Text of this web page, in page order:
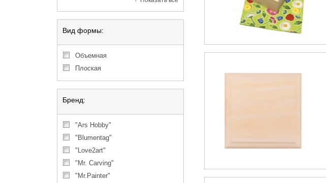
Вид формы:
объемная
плоская
Бренд:
"Ars Hobby"
"Blumentag"
"Love2art"
"Mr. Carving"
"Mr.Painter"